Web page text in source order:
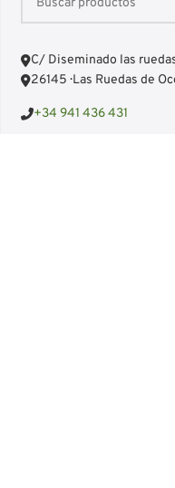
C/ Diseminado las
26145 · Las Ruedas de
+34 941 436 431